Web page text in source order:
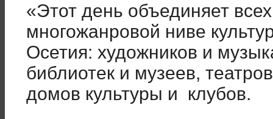
«Этот день объединяет
многожанровой ниве
Осетия: художников и
библиотек и музеев,
домов культуры и клубов.